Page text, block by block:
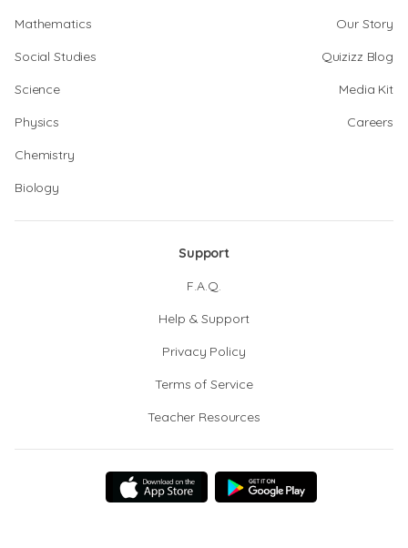
Mathematics
Social Studies
Science
Physics
Chemistry
Biology
Our Story
Quizizz Blog
Media Kit
Careers
Support
F.A.Q.
Help & Support
Privacy Policy
Terms of Service
Teacher Resources